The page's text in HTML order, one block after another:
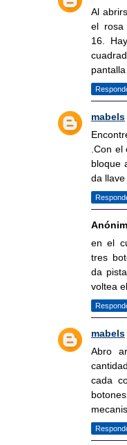
Al
el rosa
16.
pantalla
mabels
.Con
bloque
da llave
en el
tres
da
voltea
mabels
Abro
cada